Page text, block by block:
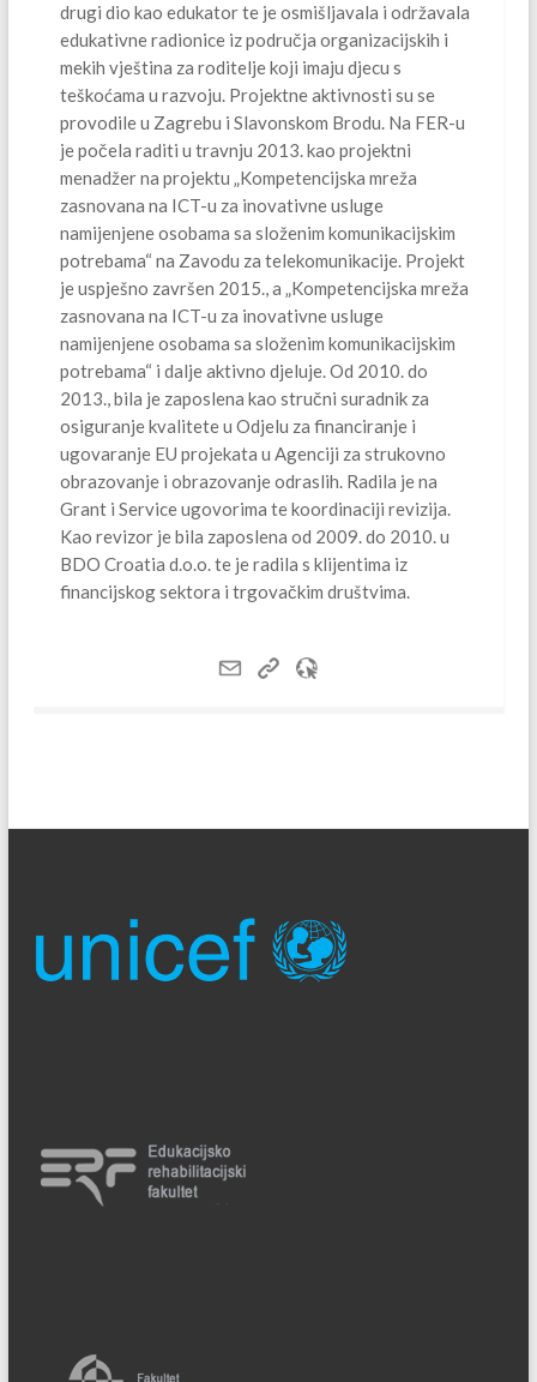
drugi dio kao edukator te je osmišljavala i održavala
edukativne radionice iz područja organizacijskih i
mekih vještina za roditelje koji imaju djecu s
teškoćama u razvoju. Projektne aktivnosti su se
provodile u Zagrebu i Slavonskom Brodu. Na FER-u
je počela raditi u travnju 2013. kao projektni
menadžer na projektu „Kompetencijska mreža
zasnovana na ICT-u za inovativne usluge
namijenjene osobama sa složenim komunikacijskim
potrebama“ na Zavodu za telekomunikacije. Projekt
je uspješno završen 2015., a „Kompetencijska mreža
zasnovana na ICT-u za inovativne usluge
namijenjene osobama sa složenim komunikacijskim
potrebama“ i dalje aktivno djeluje. Od 2010. do
2013., bila je zaposlena kao stručni suradnik za
osiguranje kvalitete u Odjelu za financiranje i
ugovaranje EU projekata u Agenciji za strukovno
obrazovanje i obrazovanje odraslih. Radila je na
Grant i Service ugovorima te koordinaciji revizija.
Kao revizor je bila zaposlena od 2009. do 2010. u
BDO Croatia d.o.o. te je radila s klijentima iz
financijskog sektora i trgovačkim društvima.